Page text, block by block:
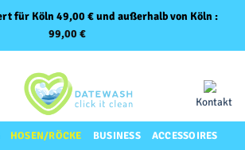
für Köln 49,00 € und außerhalb von Köln :
99,00 €
Kontakt
HOSEN/RÖCKE BUSINESS ACCESSOIRES